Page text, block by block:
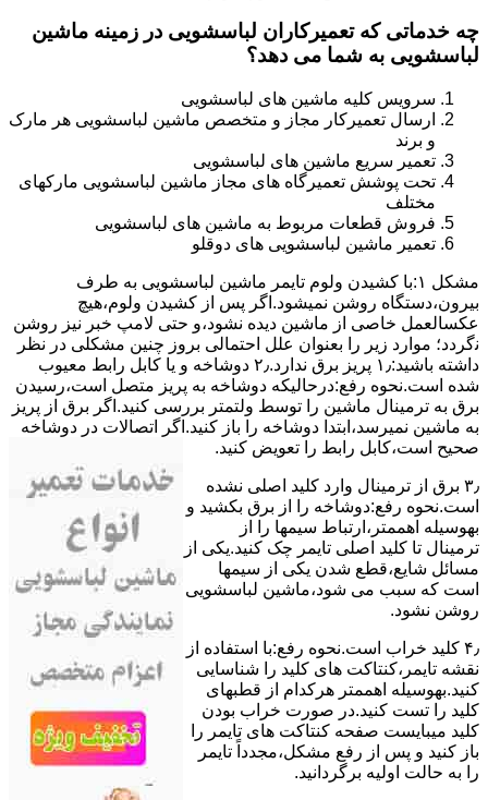
چه خدماتی که تعمیرکاران لباسشویی در زمینه ماشین
لباسشویی به شما می دهد؟
سرویس کلیه ماشین های لباسشویی
ارسال تعمیرکار مجاز و متخصص ماشین لباسشویی هر مارک
و برند
تعمیر سریع ماشین های لباسشویی
تحت پوشش تعمیرگاه های مجاز ماشین لباسشویی مارکهای
مختلف
فروش قطعات مربوط به ماشین های لباسشویی
تعمیر ماشین لباسشویی های دوقلو
مشکل ۱:ﺑﺎ ﮐﺸﯿﺪن وﻟﻮم ﺗﺎﯾﻤﺮ ماشین لباسشویی به طرف
ﺑﯿﺮون،دستگاه روﺷﻦ نمیشود.اﮔﺮ ﭘﺲ از ﮐﺸﯿﺪن وﻟﻮم،ﻫﯿﭻ
عکسالعمل ﺧﺎﺻﯽ از ﻣﺎﺷﯿﻦ دﯾﺪه نشود،و حتی ﻻﻣﭗ ﺧﺒﺮ ﻧﯿﺰ روﺷﻦ
ﻧگردد؛ موارد زیر را بعنوان ﻋﻠﻞ احتمالی بروز چنین مشکلی در نظر
داشته باشید:۱٫ ﭘﺮﯾﺰ ﺑﺮق ﻧﺪارد.۲٫ دوﺷﺎﺧﻪ و ﯾﺎ ﮐﺎﺑﻞ راﺑﻂ ﻣﻌﯿﻮب
ﺷﺪه است.نحوه رفع:درحالیکه دوﺷﺎﺧﻪ ﺑﻪ ﭘﺮﯾﺰ ﻣﺘﺼﻞ اﺳﺖ،رﺳﯿﺪن
ﺑﺮق ﺑﻪ ﺗﺮﻣﯿﻨﺎل ﻣﺎﺷﯿﻦ را ﺗﻮﺳﻂ ولتمتر بررسی ﮐﻨﯿﺪ.اﮔﺮ ﺑﺮق از ﭘﺮﯾﺰ
ﺑﻪ ﻣﺎﺷﯿﻦ نمیرسد،اﺑﺘﺪا دوشاخه را باز کنید.اﮔﺮ اﺗﺼﺎﻻت در دوشاخه
ﺻﺤﯿﺢ اﺳﺖ،ﮐﺎﺑﻞ راﺑﻂ را ﺗﻌﻮﯾﺾ کنید.
۳٫ ﺑﺮق از ﺗﺮﻣﯿﻨﺎل وارد ﮐﻠﯿﺪ اﺻﻠﯽ ﻧﺸﺪه
است.نحوه رﻓﻊ:دوشاخه را از ﺑﺮق بکشید و
بهوسیله اهممتر،ارﺗﺒﺎط سیمها را از
ﺗﺮﻣﯿﻨﺎل ﺗﺎ ﮐﻠﯿﺪ اﺻﻠﯽ ﺗﺎﯾﻤﺮ چک کنید.یکی از
مسائل شایع،ﻗﻄﻊ شدن ﯾﮑﯽ از سیمها
است که سبب می شود،ﻣﺎﺷﯿﻦ لباسشویی
روﺷﻦ نشود.
۴٫ ﮐﻠﯿﺪ ﺧﺮاب اﺳﺖ.نحوه رفع:ﺑﺎ اﺳﺘﻔﺎده از
ﻧﻘﺸﻪ ﺗﺎﯾﻤﺮ،ﮐﻨﺘﺎﮐﺖ ﻫﺎی ﮐﻠﯿﺪ را ﺷﻨﺎﺳﺎﯾﯽ
کنید.بهوسیله اهممتر هرکدام از قطبهای
ﮐﻠﯿﺪ را ﺗﺴﺖ ﮐﻨﯿﺪ.در ﺻﻮرت ﺧﺮاب ﺑﻮدن
ﮐﻠﯿﺪ میبایست ﺻﻔﺤﻪ ﮐﻨﺘﺎﮐﺖ ﻫﺎی ﺗﺎﯾﻤﺮ را
باز کنید و ﭘﺲ از رﻓﻊ مشکل،مجدداً ﺗﺎﯾﻤﺮ
را به حالت اوﻟﯿﻪ برگردانید.